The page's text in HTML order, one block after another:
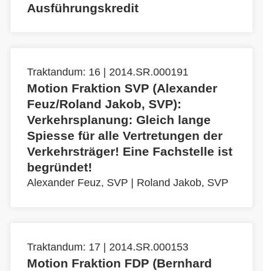
Ausführungskredit
Traktandum: 16 | 2014.SR.000191
Motion Fraktion SVP (Alexander
Feuz/Roland Jakob, SVP):
Verkehrsplanung: Gleich lange
Spiesse für alle Vertretungen der
Verkehrsträger! Eine Fachstelle ist
begründet!
Alexander Feuz, SVP Roland Jakob, SVP
Traktandum: 17 | 2014.SR.000153
Motion Fraktion FDP (Bernhard